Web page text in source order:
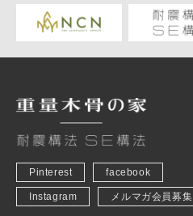
Pinterest facebook
Instagram メルマガ会員募集